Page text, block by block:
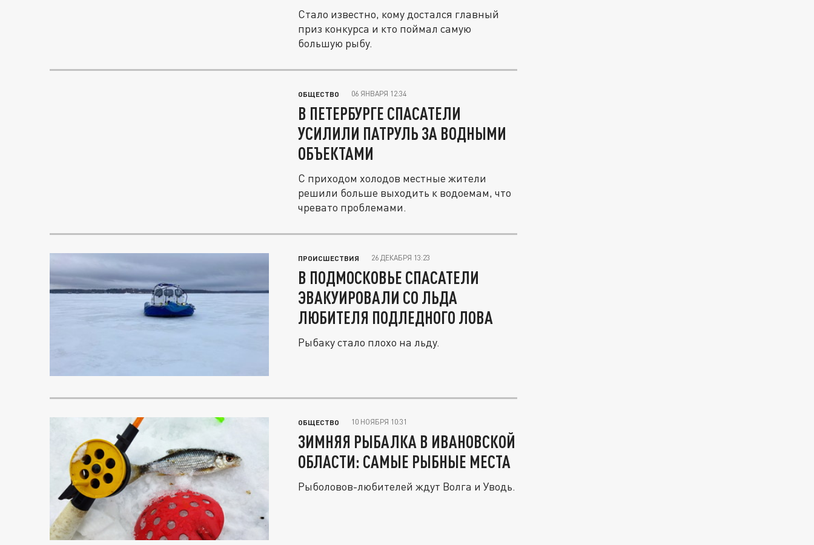
Стало известно, кому достался главный
приз конкурса и кто поймал самую
большую рыбу.
ОБЩЕСТВО 06 ЯНВАРЯ 12:34
В ПЕТЕРБУРГЕ СПАСАТЕЛИ
УСИЛИЛИ ПАТРУЛЬ ЗА ВОДНЫМИ
ОБЪЕКТАМИ
С приходом холодов местные жители
решили больше выходить к водоемам, что
чревато проблемами.
ПРОИСШЕСТВИЯ 26 ДЕКАБРЯ 13:23
В ПОДМОСКОВЬЕ СПАСАТЕЛИ
ЭВАКУИРОВАЛИ СО ЛЬДА
ЛЮБИТЕЛЯ ПОДЛЕДНОГО ЛОВА
Рыбаку стало плохо на льду.
ОБЩЕСТВО 10 НОЯБРЯ 10:31
ЗИМНЯЯ РЫБАЛКА В ИВАНОВСКОЙ
ОБЛАСТИ: САМЫЕ РЫБНЫЕ МЕСТА
Рыболовов-любителей ждут Волга и Уводь.